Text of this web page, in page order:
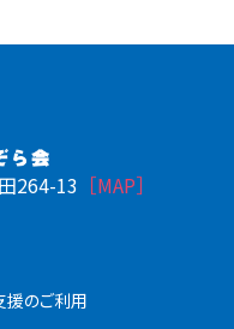
264-13 ［MAP］
援のご利用